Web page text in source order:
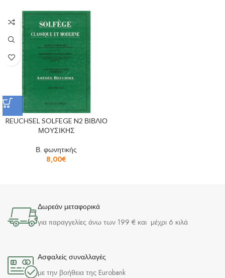
REUCHSEL SOLFEGE N2 ΒΙΒΛΙΟ
ΜΟΥΣΙΚΗΣ
Β. φωνητικής
8,00€
Δωρεάν μεταφορικά
για παραγγελίες άνω των 199 € και μέχρι 6 κιλά
Ασφαλείς συναλλαγές
με την βοήθεια της Eurobank